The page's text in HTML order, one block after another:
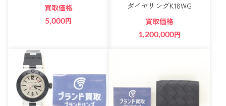
買取価格
5,000円
ダイヤリングK18WG
買取価格
1,200,000円